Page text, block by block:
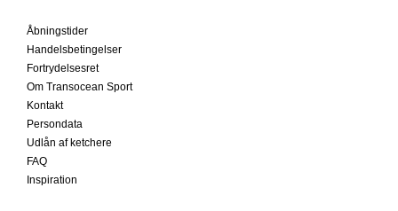
Åbningstider
Handelsbetingelser
Fortrydelsesret
Om Transocean Sport
Kontakt
Persondata
Udlån af ketchere
FAQ
Inspiration